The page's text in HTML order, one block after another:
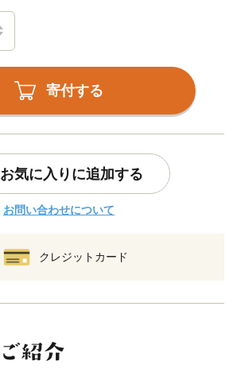
寄付する
お気に入りに追加する
お問い合わせについて
クレジットカード